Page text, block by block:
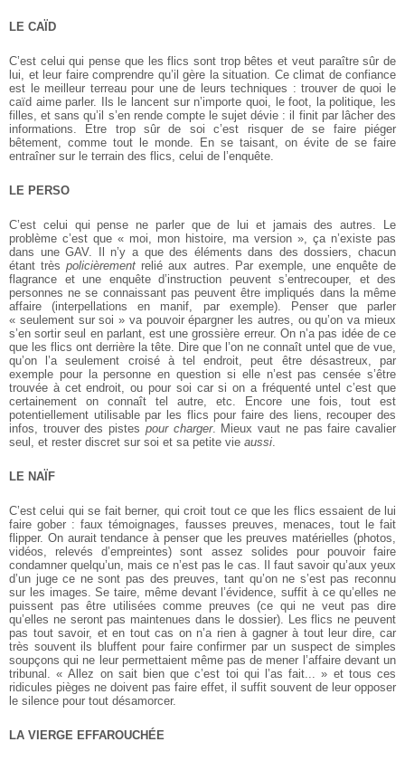
LE CAÏD
C’est celui qui pense que les flics sont trop bêtes et veut paraître sûr de
lui, et leur faire comprendre qu’il gère la situation. Ce climat de confiance
est le meilleur terreau pour une de leurs techniques : trouver de quoi le
caïd aime parler. Ils le lancent sur n’importe quoi, le foot, la politique, les
filles, et sans qu’il s’en rende compte le sujet dévie : il finit par lâcher des
informations. Etre trop sûr de soi c’est risquer de se faire piéger
bêtement, comme tout le monde. En se taisant, on évite de se faire
entraîner sur le terrain des flics, celui de l’enquête.
LE PERSO
C’est celui qui pense ne parler que de lui et jamais des autres. Le
problème c’est que « moi, mon histoire, ma version », ça n’existe pas
dans une GAV. Il n’y a que des éléments dans des dossiers, chacun
étant trèspolicièrement relié aux autres. Par exemple, une enquête de
flagrance et une enquête d’instruction peuvent s’entrecouper, et des
personnes ne se connaissant pas peuvent être impliqués dans la même
affaire (interpellations en manif, par exemple). Penser que parler
« seulement sur soi » va pouvoir épargner les autres, ou qu’on va mieux
s’en sortir seul en parlant, est une grossière erreur. On n’a pas idée de ce
que les flics ont derrière la tête. Dire que l’on ne connaît untel que de vue,
qu’on l’a seulement croisé à tel endroit, peut être désastreux, par
exemple pour la personne en question si elle n’est pas censée s’être
trouvée à cet endroit, ou pour soi car si on a fréquenté untel c’est que
certainement on connaît tel autre, etc. Encore une fois, tout est
potentiellement utilisable par les flics pour faire des liens, recouper des
infos, trouver des pistes pour charger. Mieux vaut ne pas faire cavalier
seul, et rester discret sur soi et sa petite vie aussi
LE NAÏF
C’est celui qui se fait berner, qui croit tout ce que les flics essaient de lui
faire gober : faux témoignages, fausses preuves, menaces, tout le fait
flipper. On aurait tendance à penser que les preuves matérielles (photos,
vidéos, relevés d’empreintes) sont assez solides pour pouvoir faire
condamner quelqu’un, mais ce n’est pas le cas. Il faut savoir qu’aux yeux
d’un juge ce ne sont pas des preuves, tant qu’on ne s’est pas reconnu
sur les images. Se taire, même devant l’évidence, suffit à ce qu’elles ne
puissent pas être utilisées comme preuves (ce qui ne veut pas dire
qu’elles ne seront pas maintenues dans le dossier). Les flics ne peuvent
pas tout savoir, et en tout cas on n’a rien à gagner à tout leur dire, car
très souvent ils bluffent pour faire confirmer par un suspect de simples
soupçons qui ne leur permettaient même pas de mener l’affaire devant un
tribunal. « Allez on sait bien que c’est toi qui l’as fait... » et tous ces
ridicules pièges ne doivent pas faire effet, il suffit souvent de leur opposer
le silence pour tout désamorcer.
LA VIERGE EFFAROUCHÉE